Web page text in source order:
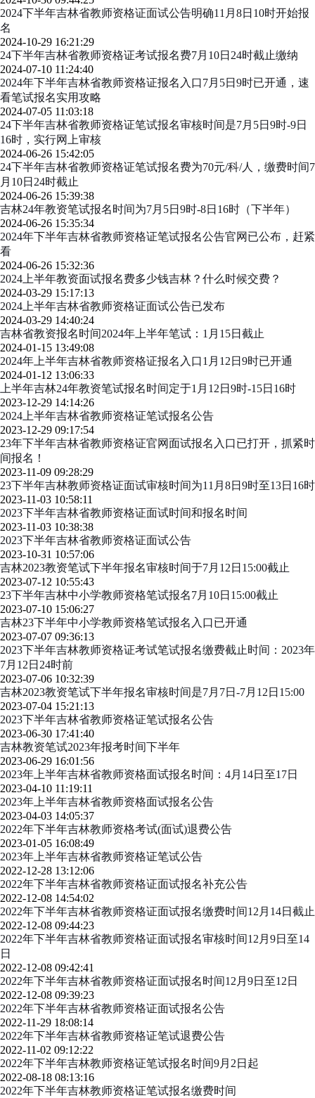
2024下半年吉林省教师资格证面试公告明确11月8日10时开始报
名
2024-10-29 16:21:29
24下半年吉林省教师资格证考试报名费7月10日24时截止缴纳
2024-07-10 11:24:40
2024年下半年吉林省教师资格证报名入口7月5日9时已开通，速
看笔试报名实用攻略
2024-07-05 11:03:18
24下半年吉林省教师资格证笔试报名审核时间是7月5日9时-9日
16时，实行网上审核
2024-06-26 15:42:05
24下半年吉林省教师资格证笔试报名费为70元/科/人，缴费时间7
月10日24时截止
2024-06-26 15:39:38
吉林24年教资笔试报名时间为7月5日9时-8日16时（下半年）
2024-06-26 15:35:34
2024年下半年吉林省教师资格证笔试报名公告官网已公布，赶紧
看
2024-06-26 15:32:36
2024上半年教资面试报名费多少钱吉林？什么时候交费？
2024-03-29 15:17:13
2024上半年吉林省教师资格证面试公告已发布
2024-03-29 14:40:24
吉林省教资报名时间2024年上半年笔试：1月15日截止
2024-01-15 13:49:08
2024年上半年吉林省教师资格证报名入口1月12日9时已开通
2024-01-12 13:06:33
上半年吉林24年教资笔试报名时间定于1月12日9时-15日16时
2023-12-29 14:14:26
2024上半年吉林省教师资格证笔试报名公告
2023-12-29 09:17:54
23年下半年吉林省教师资格证官网面试报名入口已打开，抓紧时
间报名！
2023-11-09 09:28:29
23下半年吉林教师资格证面试审核时间为11月8日9时至13日16时
2023-11-03 10:58:11
2023下半年吉林省教师资格证面试时间和报名时间
2023-11-03 10:38:38
2023下半年吉林省教师资格证面试公告
2023-10-31 10:57:06
吉林2023教资笔试下半年报名审核时间于7月12日15:00截止
2023-07-12 10:55:43
23下半年吉林中小学教师资格笔试报名7月10日15:00截止
2023-07-10 15:06:27
吉林23下半年中小学教师资格笔试报名入口已开通
2023-07-07 09:36:13
2023下半年吉林教师资格证考试笔试报名缴费截止时间：2023年
7月12日24时前
2023-07-06 10:32:39
吉林2023教资笔试下半年报名审核时间是7月7日-7月12日15:00
2023-07-04 15:21:13
2023下半年吉林省教师资格证笔试报名公告
2023-06-30 17:41:40
吉林教资笔试2023年报考时间下半年
2023-06-29 16:01:56
2023年上半年吉林省教师资格面试报名时间：4月14日至17日
2023-04-10 11:19:11
2023年上半年吉林省教师资格面试报名公告
2023-04-03 14:05:37
2022年下半年吉林教师资格考试(面试)退费公告
2023-01-05 16:08:49
2023年上半年吉林省教师资格证笔试公告
2022-12-28 13:12:06
2022年下半年吉林省教师资格证面试报名补充公告
2022-12-08 14:54:02
2022年下半年吉林省教师资格证面试报名缴费时间12月14日截止
2022-12-08 09:44:23
2022年下半年吉林省教师资格证面试报名审核时间12月9日至14
日
2022-12-08 09:42:41
2022年下半年吉林省教师资格证面试报名时间12月9日至12日
2022-12-08 09:39:23
2022年下半年吉林省教师资格证面试报名公告
2022-11-29 18:08:14
2022年下半年吉林省教师资格证笔试退费公告
2022-11-02 09:12:22
2022年下半年吉林教师资格证笔试报名时间9月2日起
2022-08-18 08:13:16
2022年下半年吉林教师资格证笔试报名缴费时间